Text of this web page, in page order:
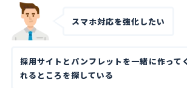
スマホ対応を強化したい
採用サイトとパンフレットを一緒に作って
れるところを探している